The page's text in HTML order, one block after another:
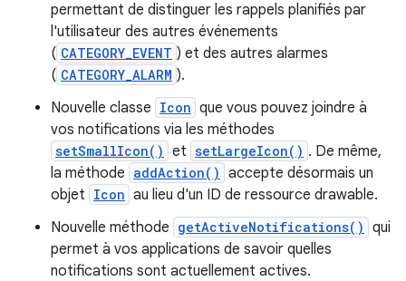
permettant de distinguer les rappels planifiés par
l'utilisateur des autres événements
( CATEGORY_EVENT ) et des autres alarmes
( CATEGORY_ALARM ).
Nouvelle classe Icon que vous pouvez joindre à
vos notifications via les méthodes
setSmallIcon() et setLargeIcon() . De même,
la méthode addAction() accepte désormais un
objet Icon au lieu d'un ID de ressource drawable.
Nouvelle méthode getActiveNotifications() qui
permet à vos applications de savoir quelles
notifications sont actuellement actives.